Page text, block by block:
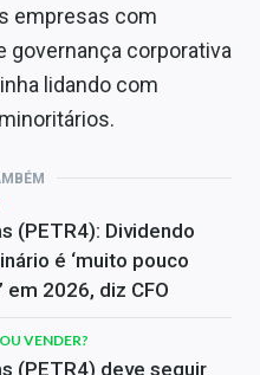
empresas com
governança corporativa
lidando com
(PETR4): Dividendo
é ‘muito pouco
em 2026, diz CFO
VENDER?
(PETR4) deve seguir